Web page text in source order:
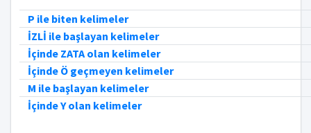
P ile biten kelimeler
İZLİ ile başlayan kelimeler
İçinde ZATA olan kelimeler
İçinde Ö geçmeyen kelimeler
M ile başlayan kelimeler
İçinde Y olan kelimeler